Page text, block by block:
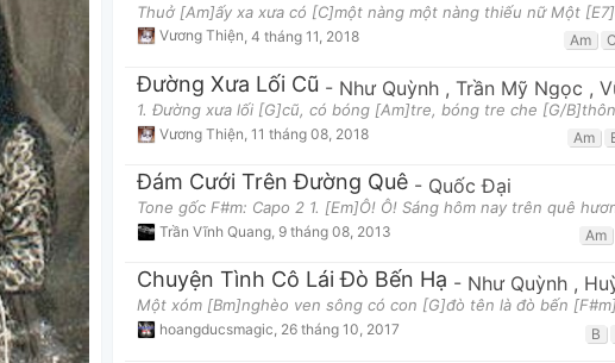
Thuở [Am]ấy xa xưa có [C]một nàng một nàng thiếu nữ Một
Vương Thiện 4 tháng 11, 2018 Am C
Đường Xưa Lối Cũ - Như Quỳnh , Trần Mỹ Ngọc ,
1. Đường xưa lối [G]cũ, có bóng [Am]tre, bóng tre che [G/
Vương Thiện 11 tháng 08, 2018 Am
Đám Cưới Trên Đường Quê - Quốc Đại
Tone gốc F#m: Capo 2 1. [Em]Ô! Ô! Sáng hôm nay trên quê
Trần Vĩnh Quang 9 tháng 08, 2013 Am
Chuyện Tình Cô Lái Đò Bến Hạ - Như Quỳnh ,
Một xóm [Bm]nghèo ven sông có con [G]đò tên là đò bến
hoangducsmagic, 26 tháng 10, 2017 B